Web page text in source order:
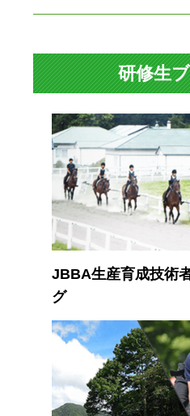
道静内農業高校 馬術部★全国
第３位★」
静内農業高校
研修生
JBBA生産育成技術
グ